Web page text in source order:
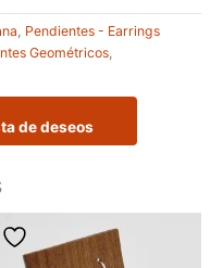
, Pendientes - Earrings
Geométricos,
de deseos